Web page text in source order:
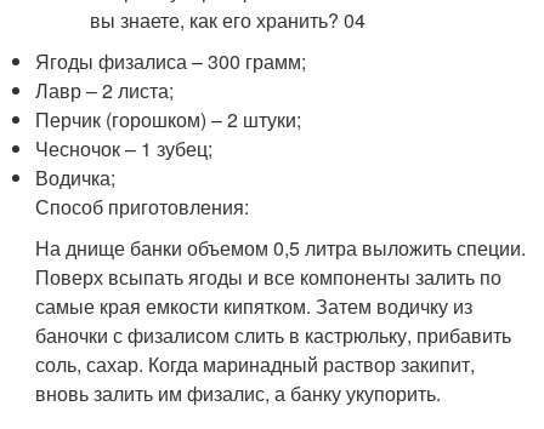
Ягоды физалиса – 300 грамм;
Лавр – 2 листа;
Перчик (горошком) – 2 штуки;
Чесночок – 1 зубец;
Водичка;
Способ приготовления:
На днище банки объемом 0,5 литра выложить специи.
Поверх всыпать ягоды и все компоненты залить по
самые края емкости кипятком. Затем водичку из
баночки с физалисом слить в кастрюльку, прибавить
соль, сахар. Когда маринадный раствор закипит,
вновь залить им физалис, а банку укупорить.